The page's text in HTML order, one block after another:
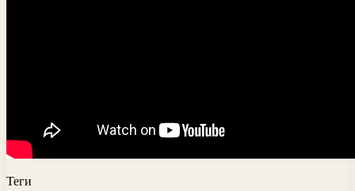
Теги